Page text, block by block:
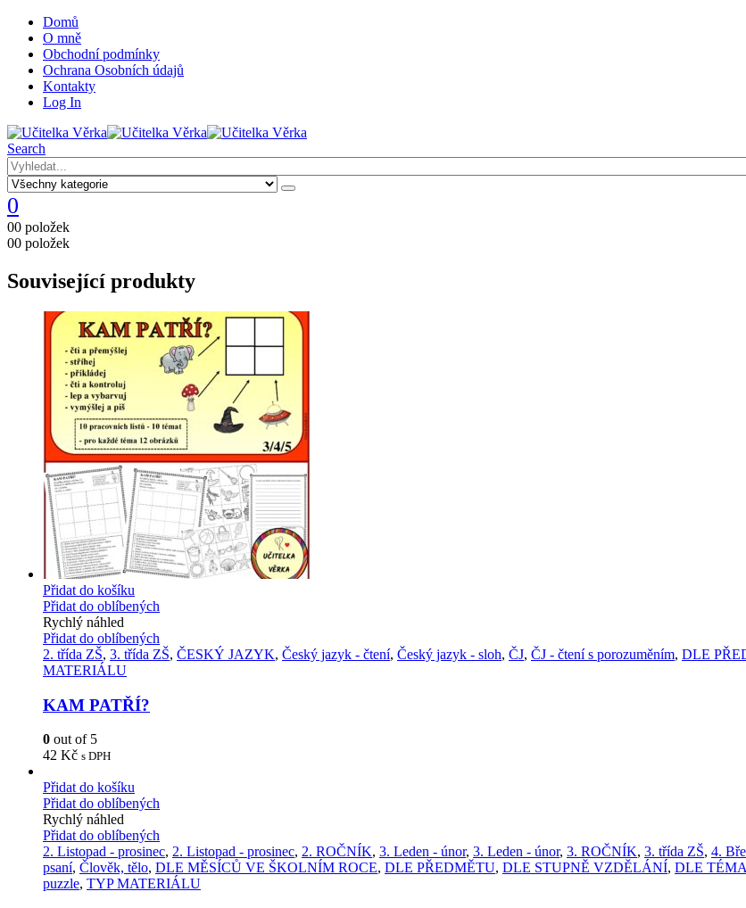
Domů
O mně
Obchodní podmínky
Ochrana Osobních údajů
Kontakty
Log In
Search
0
00 položek
00 položek
Související produkty
Přidat do košíku
Přidat do oblíbených
Rychlý náhled
Přidat do oblíbených
2. třída ZŠ, 3. třída ZŠ, ČESKÝ JAZYK, Český jazyk - čtení, Český jazyk - sloh, ČJ, ČJ - čtení s porozuměním, DLE
MATERIÁLU
KAM PATŘÍ?
0 out of 5
42 Kč s DPH
Přidat do košíku
Přidat do oblíbených
Rychlý náhled
Přidat do oblíbených
2. Listopad - prosinec, 2. Listopad - prosinec, 2. ROČNÍK, 3. Leden - únor, 3. Leden - únor, 3. ROČNÍK, 3. třída ZŠ, 4.
psaní, Člověk, tělo, DLE MĚSÍCŮ VE ŠKOLNÍM ROCE, DLE PŘEDMĚTU, DLE STUPNĚ VZDĚLÁNÍ, DLE
puzzle, TYP MATERIÁLU